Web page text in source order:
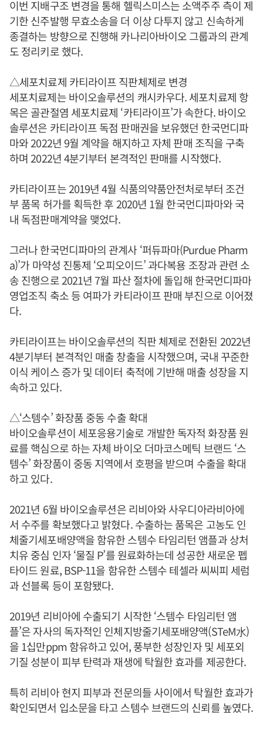
이번 지배구조 변경을 통해 헬릭스미스는 소액주주 측이 제
기한 신주발행 무효소송을 더 이상 다투지 않고 신속하게
종결하는 방향으로 진행해 카나리아바이오 그룹과의 관계
도 정리키로 했다.
△세포치료제 카티라이프 직판체제로 변경
세포치료제는 바이오솔루션의 캐시카우다. 세포치료제 항
목은 골관절염 세포치료제 ‘카티라이프’가 속한다. 바이오
솔루션은 카티라이프 독점 판매권을 보유했던 한국먼디파
마와 2022년 9월 계약을 해지하고 자체 판매 조직을 구축
하며 2022년 4분기부터 본격적인 판매를 시작했다.
카티라이프는 2019년 4월 식품의약품안전처로부터 조건
부 품목 허가를 획득한 후 2020년 1월 한국먼디파마와 국
내 독점판매계약을 맺었다.
그러나 한국먼디파마의 관계사 ‘퍼듀파마(Purdue Pharm
a)’가 마약성 진통제 ‘오피오이드’ 과다복용 조장과 관련 소
송 진행으로 2021년 7월 파산 절차에 돌입해 한국먼디파마
영업조직 축소 등 여파가 카티라이프 판매 부진으로 이어졌
다.
카티라이프는 바이오솔루션의 직판 체제로 전환된 2022년
4분기부터 본격적인 매출 창출을 시작했으며, 국내 꾸준한
이식 케이스 증가 및 데이터 축적에 기반해 매출 성장을 지
속하고 있다.
△‘스템수’ 화장품 중동 수출 확대
바이오솔루션이 세포응용기술로 개발한 독자적 화장품 원
료를 핵심으로 하는 자체 바이오 더마코스메틱 브랜드 ‘스
템수’ 화장품이 중동 지역에서 호평을 받으며 수출을 확대
하고 있다.
2021년 6월 바이오솔루션은 리비아와 사우디아라비아에
서 수주를 확보했다고 밝혔다. 수출하는 품목은 고농도 인
체줄기세포배양액을 함유한 스템수 타임리턴 앰플과 상처
치유 중심 인자 ‘물질 P’를 원료화하는데 성공한 새로운 펩
타이드 원료, BSP-11을 함유한 스템수 테셀라 씨씨피 세럼
과 선블록 등이 포함됐다.
2019년 리비아에 수출되기 시작한 ‘스템수 타임리턴 앰
플’은 자사의 독자적인 인체지방줄기세포배양액(STeM水)
을 1십만ppm 함유하고 있어, 풍부한 성장인자 및 세포외
기질 성분이 피부 탄력과 재생에 탁월한 효과를 제공한다.
특히 리비아 현지 피부과 전문의들 사이에서 탁월한 효과가
확인되면서 입소문을 타고 스템수 브랜드의 신뢰를 높였다.